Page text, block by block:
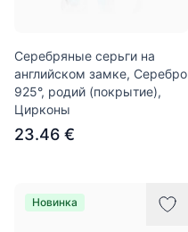
Серебряные серьги на
английском замке, Серебро
925°, родий (покрытие),
Цирконы
23.46 €
Новинка